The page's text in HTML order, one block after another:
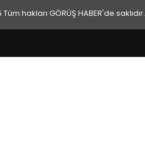
hakları GÖRÜŞ HABER'de saklıdır.